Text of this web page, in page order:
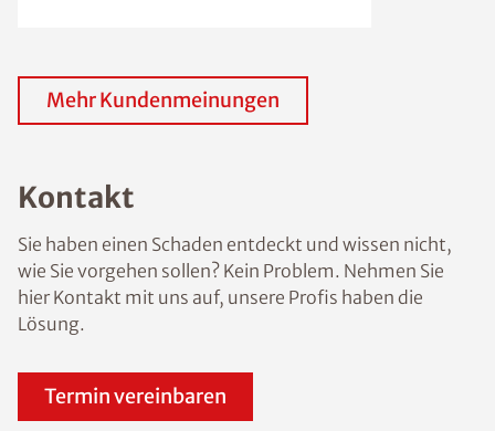
Mehr Kundenmeinungen
Kontakt
Sie haben einen Schaden entdeckt und wissen nicht,
wie Sie vorgehen sollen? Kein Problem. Nehmen Sie
hier Kontakt mit uns auf, unsere Profis haben die
Lösung.
Termin vereinbaren